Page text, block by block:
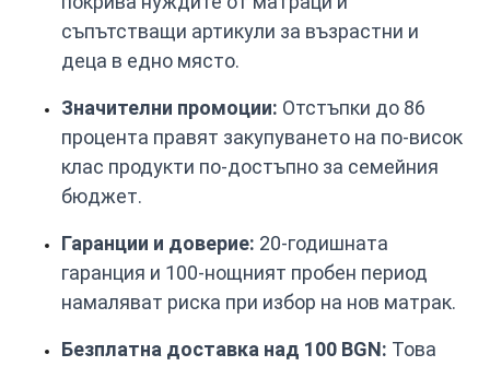
съпътстващи артикули за възрастни и
деца в едно място.
Значителни промоции: Отстъпки до 86
процента правят закупуването на по-висок
клас продукти по-достъпно за семейния
бюджет.
Гаранции и доверие: 20-годишната
гаранция и 100-нощният пробен период
намаляват риска при избор на нов матрак.
Безплатна доставка над 100 BGN: Това